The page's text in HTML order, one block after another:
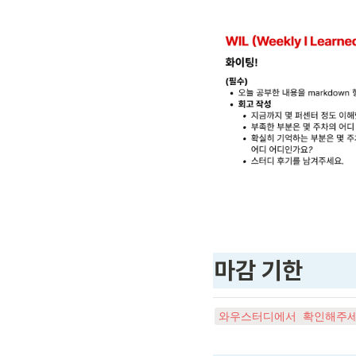
마감 기한
와우스터디에서 확인해주